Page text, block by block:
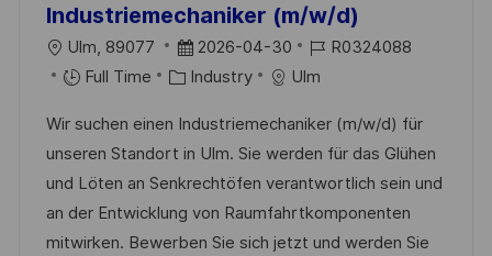
E
N
T
L
I
C
H
U
Industriemechaniker (m/w/d)
O Ulm, 89077
D
A
U
M
D
E
2026-04-30
J
O
-
I
D
R0324088
Full Time
K
T
E
G
O
Industry Ulm
Wir suchen einen Industriemechaniker (m/w/d) für
unseren Standort in Ulm. Sie werden für das Glühen
und Löten an Senkrechtöfen verantwortlich sein und
an der Entwicklung von Raumfahrtkomponenten
mitwirken. Bewerben Sie sich jetzt und werden Sie